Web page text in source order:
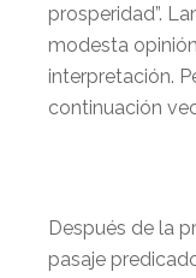
prosperidad”.
modesta opini
interpretación.
continuación
Después de la
pasaje